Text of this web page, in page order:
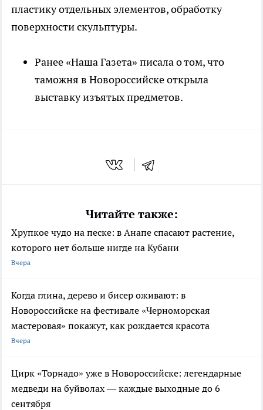
пластику отдельных элементов, обработку
поверхности скульптуры.
Ранее «Наша Газета» писала о том, что
таможня в Новороссийске открыла
выставку изъятых предметов.
Читайте также:
Хрупкое чудо на песке: в Анапе спасают растение,
которого нет больше нигде на Кубани
Вчера
Когда глина, дерево и бисер оживают: в
Новороссийске на фестивале «Черноморская
мастеровая» покажут, как рождается красота
Вчера
Цирк «Торнадо» уже в Новороссийске: легендарные
медведи на буйволах — каждые выходные до 6
сентября